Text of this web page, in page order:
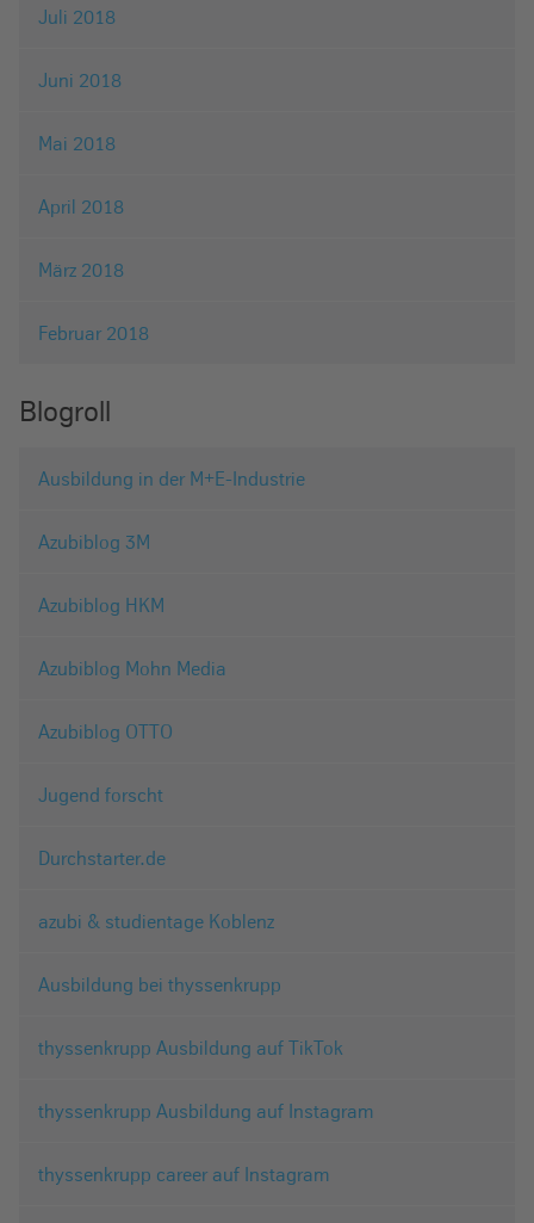
Juli 2018
Juni 2018
Mai 2018
April 2018
März 2018
Februar 2018
Blogroll
Ausbildung in der M+E-Industrie
Azubiblog 3M
Azubiblog HKM
Azubiblog Mohn Media
Azubiblog OTTO
Jugend forscht
Durchstarter.de
azubi & studientage Koblenz
Ausbildung bei thyssenkrupp
thyssenkrupp Ausbildung auf TikTok
thyssenkrupp Ausbildung auf Instagram
thyssenkrupp career auf Instagram